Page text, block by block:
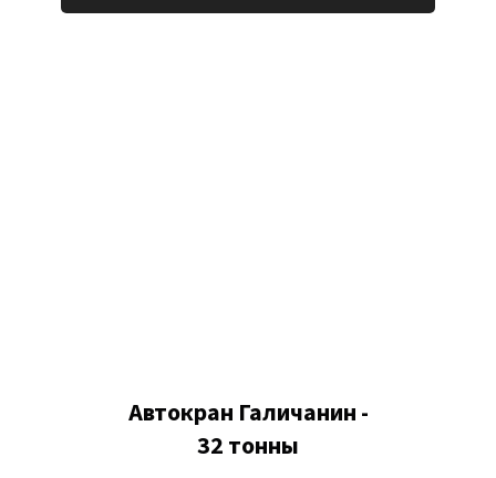
Автокран Галичанин -
32 тонны